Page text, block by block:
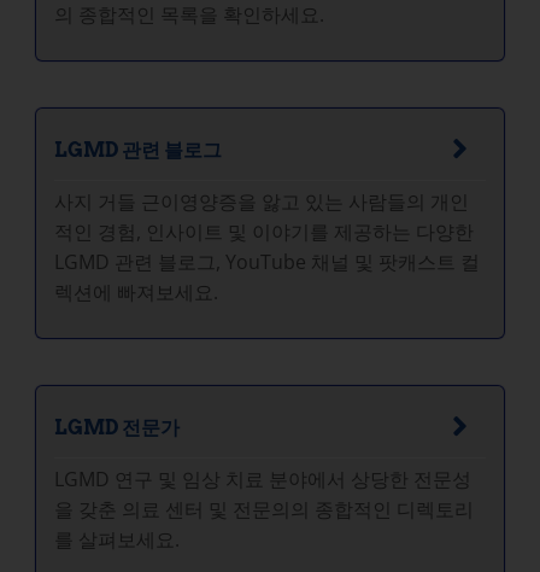
의 종합적인 목록을 확인하세요.
LGMD 관련 블로그
사지 거들 근이영양증을 앓고 있는 사람들의 개인
적인 경험, 인사이트 및 이야기를 제공하는 다양한
LGMD 관련 블로그, YouTube 채널 및 팟캐스트 컬
렉션에 빠져보세요.
LGMD 전문가
LGMD 연구 및 임상 치료 분야에서 상당한 전문성
을 갖춘 의료 센터 및 전문의의 종합적인 디렉토리
를 살펴보세요.